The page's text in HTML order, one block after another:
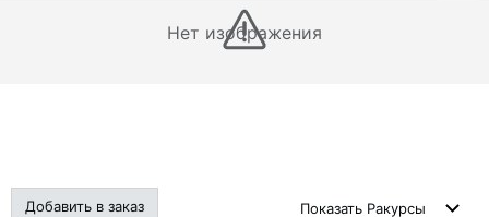
Нет изображения
Добавить в заказ Показать Ракурсы